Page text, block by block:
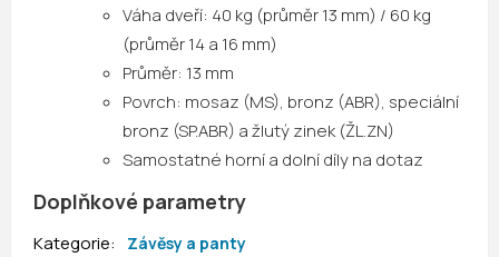
Váha dveří: 40 kg (průměr 13 mm) / 60 kg
(průměr 14 a 16 mm)
Průměr: 13 mm
Povrch: mosaz (MS), bronz (ABR), speciální
bronz (SP.ABR) a žlutý zinek (ŽL.ZN)
Samostatné horní a dolní díly na dotaz
Doplňkové parametry
Kategorie: Závěsy a panty